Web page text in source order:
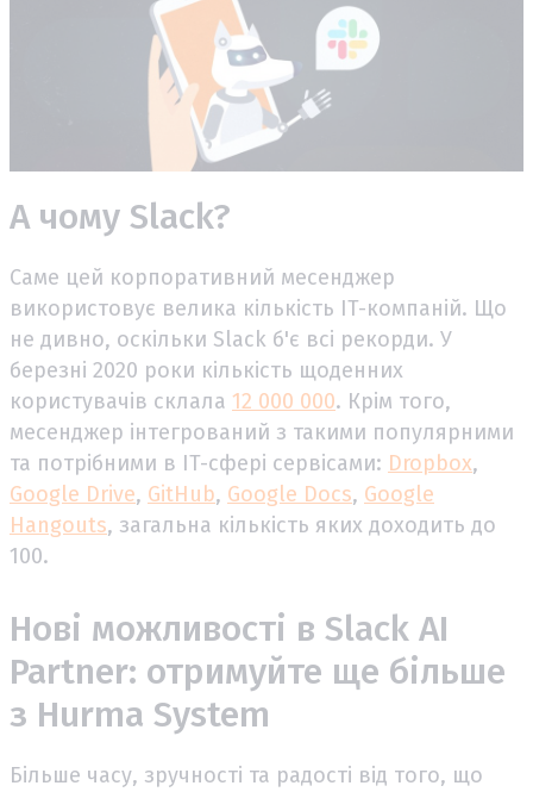
А чому Slack?
Саме цей корпоративний месенджер
використовує велика кількість IT-компаній. Що
не дивно, оскільки Slack б'є всі рекорди. У
березні 2020 роки кількість щоденних
користувачів склала 12 000 000. Крім того,
месенджер інтегрований з такими популярними
та потрібними в IT-сфері сервісами: Dropbox,
Google Drive, GitHub, Google Docs, Google
Hangouts, загальна кількість яких доходить до
100.
Нові можливості в Slack AI
Partner: отримуйте ще більше
з Hurma System
Більше часу, зручності та радості від того, що